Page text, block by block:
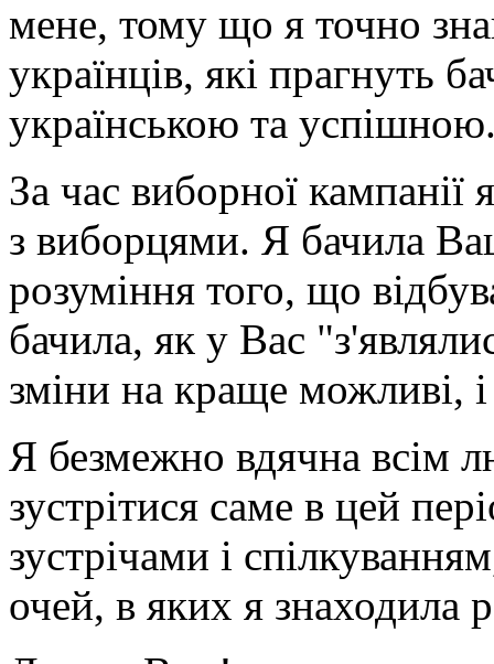
мене, тому що я точно
українців, які прагнуть
українською та
За час виборної кампанії
з виборцями. Я бачила
розуміння того, що
бачила, як у Вас
зміни на краще можливі,
Я безмежно вдячна всім
зустрітися саме в цей
зустрічами і
очей, в яких я знаходила